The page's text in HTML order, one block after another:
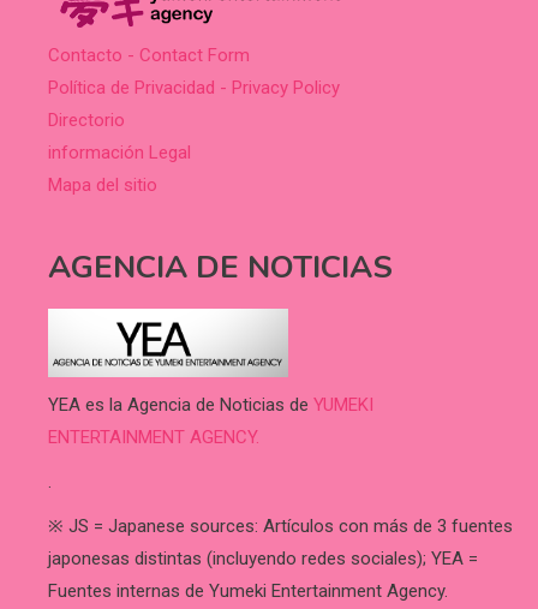
Contacto - Contact Form
Política de Privacidad - Privacy Policy
Directorio
información Legal
Mapa del sitio
AGENCIA DE NOTICIAS
YEA es la Agencia de Noticias de YUMEKI
ENTERTAINMENT AGENCY.
.
※ JS = Japanese sources: Artículos con más de 3 fuentes
japonesas distintas (incluyendo redes sociales); YEA =
Fuentes internas de Yumeki Entertainment Agency.